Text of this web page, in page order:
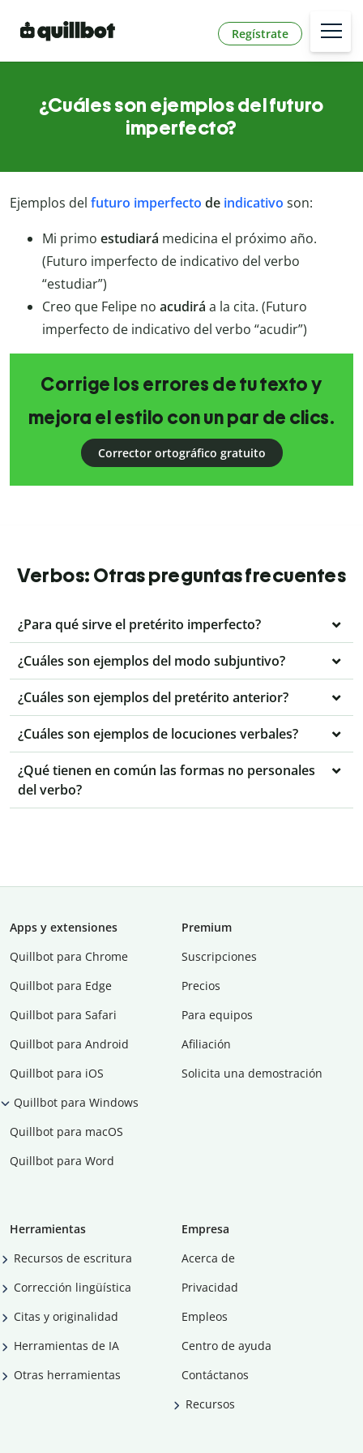
Regístrate
¿Cuáles son ejemplos del futuro
imperfecto?
Ejemplos del futuro imperfecto de indicativo son:
Mi primo estudiará medicina el próximo año.
(Futuro imperfecto de indicativo del verbo
“estudiar”)
Creo que Felipe no acudirá a la cita. (Futuro
imperfecto de indicativo del verbo “acudir”)
Corrige los errores de tu texto y
mejora el estilo con un par de clics.
Corrector ortográfico gratuito
Verbos: Otras preguntas frecuentes
¿Para qué sirve el pretérito imperfecto?
¿Cuáles son ejemplos del modo subjuntivo?
¿Cuáles son ejemplos del pretérito anterior?
¿Cuáles son ejemplos de locuciones verbales?
¿Qué tienen en común las formas no personales
del verbo?
Apps y extensiones
Quillbot para Chrome
Quillbot para Edge
Quillbot para Safari
Quillbot para Android
Quillbot para iOS
Quillbot para Windows
Quillbot para macOS
Quillbot para Word
Premium
Suscripciones
Precios
Para equipos
Afiliación
Solicita una demostración
Herramientas
Recursos de escritura
Corrección lingüística
Citas y originalidad
Herramientas de IA
Otras herramientas
Empresa
Acerca de
Privacidad
Empleos
Centro de ayuda
Contáctanos
Recursos